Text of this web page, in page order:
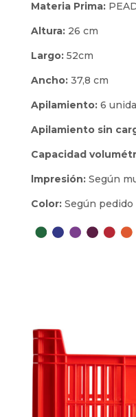
Materia Prima:
Altura: 26 cm
Largo:52cm
Ancho:37,8 cm
Apilamiento:6
Apilamiento sin
Capacidad
lmpresión:Según
Color:Según pedido